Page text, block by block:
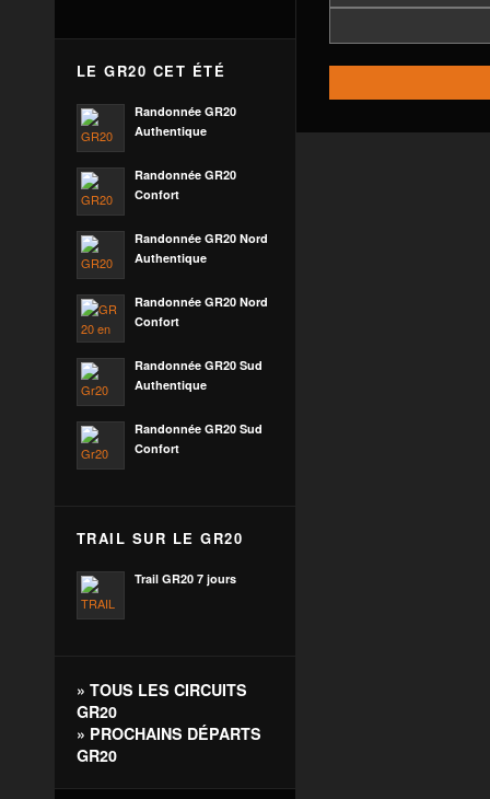
LE GR20 CET ÉTÉ
Randonnée GR20
Authentique
Randonnée GR20
Confort
Randonnée GR20 Nord
Authentique
Randonnée GR20 Nord
Confort
Randonnée GR20 Sud
Authentique
Randonnée GR20 Sud
Confort
TRAIL SUR LE GR20
Trail GR20 7 jours
» TOUS LES CIRCUITS
GR20
» PROCHAINS DÉPARTS
GR20